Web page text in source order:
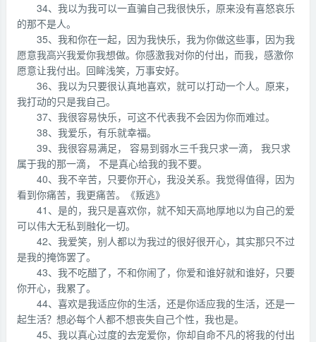
34、我以为我可以一直骗自己我很快乐，原来没有喜怒哀乐
的那不是人。
35、我和你在一起，因为我快乐，我为你做这些事，因为我
愿意我高兴我爱你我想做。你感激我对你的付出，而我，感激你
愿意让我付出。回眸浅笑，万事安好。
36、我以为只要很认真地喜欢，就可以打动一个人。原来，
我打动的只是我自己。
37、我很容易快乐，可这不代表我不会因为你而难过。
38、我爱乐，有乐就幸福。
39、我很容易满足， 容易到弱水三千我只求一滴， 我只求
属于我的那一滴， 不是真心给我的我不要。
40、我不辛苦，只要你开心，我没关系。我觉得值得，因为
看到你痛苦，我更痛苦。《叛逃》
41、是的，我只是喜欢你，就不知天高地厚地以为自己的爱
可以伟大无私到融化一切。
42、我爱笑，别人都以为我过的很好很开心，其实那只不过
是我的掩饰罢了。
43、我不吃醋了，不和你闹了，你爱和谁好就和谁好，只要
你开心，我累了。
44、喜欢是我适应你的生活，还是你适应我的生活，还是一
起生活？想必每个人都不想丧失自己个性，我也是。
45、我以真心过度的去宠爱你，你却自命不凡的将我的付出